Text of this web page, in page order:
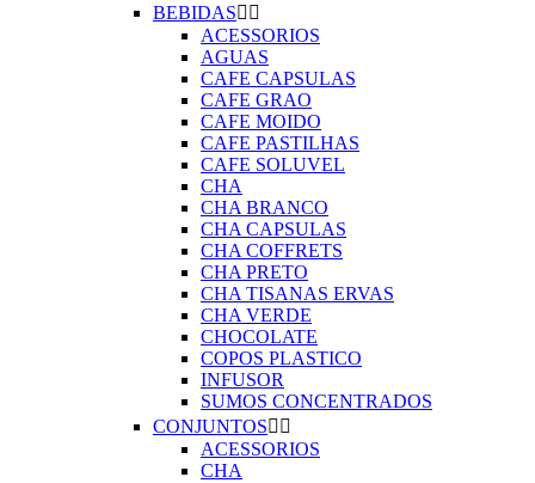
BEBIDAS 
ACESSORIOS
AGUAS
CAFE CAPSULAS
CAFE GRAO
CAFE MOIDO
CAFE PASTILHAS
CAFE SOLUVEL
CHA
CHA BRANCO
CHA CAPSULAS
CHA COFFRETS
CHA PRETO
CHA TISANAS ERVAS
CHA VERDE
CHOCOLATE
COPOS PLASTICO
INFUSOR
SUMOS CONCENTRADOS
CONJUNTOS 
ACESSORIOS
CHA